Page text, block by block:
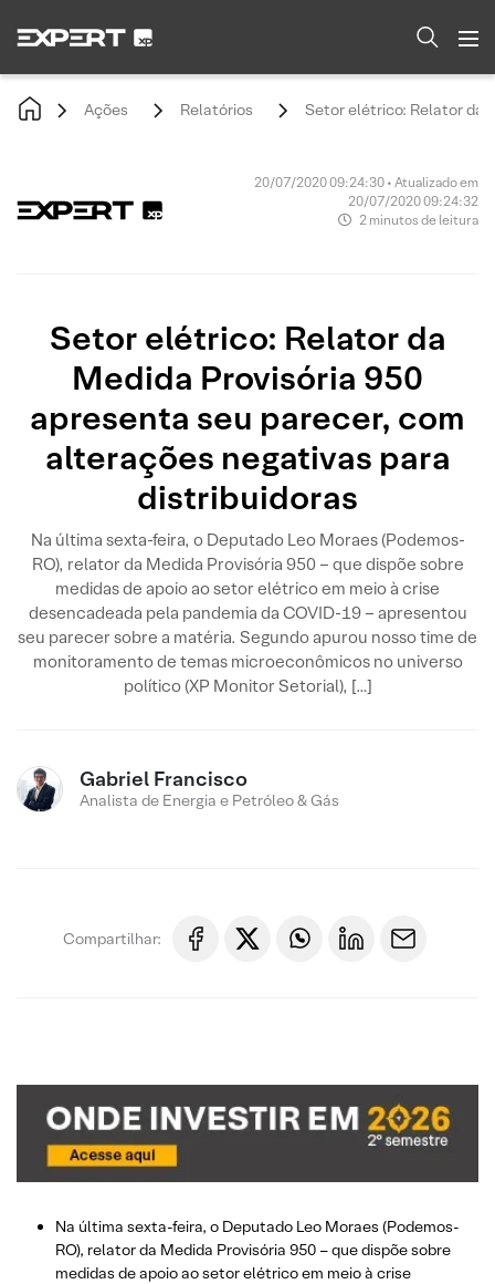
Ações Relatórios Setor elétrico: Relator da
20/07/2020 09:24:30 • Atualizado em
20/07/2020 09:24:32
2 minutos de leitura
Setor elétrico: Relator da
Medida Provisória 950
apresenta seu parecer, com
alterações negativas para
distribuidoras
Na última sexta-feira, o Deputado Leo Moraes (Podemos-
RO), relator da Medida Provisória 950 – que dispõe sobre
medidas de apoio ao setor elétrico em meio à crise
desencadeada pela pandemia da COVID-19 – apresentou
seu parecer sobre a matéria. Segundo apurou nosso time de
monitoramento de temas microeconômicos no universo
político (XP Monitor Setorial), […]
Gabriel Francisco
Analista de Energia e Petróleo & Gás
Compartilhar:
Na última sexta-feira, o Deputado Leo Moraes (Podemos-
RO), relator da Medida Provisória 950 – que dispõe sobre
medidas de apoio ao setor elétrico em meio à crise